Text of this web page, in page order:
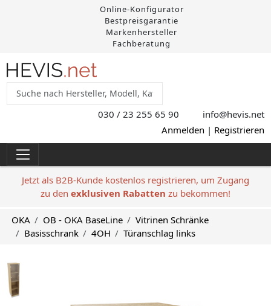
Online-Konfigurator
Bestpreisgarantie
Markenhersteller
Fachberatung
030 / 23 255 65 90 info@hevis.net
Anmelden | Registrieren
Jetzt als B2B-Kunde kostenlos registrieren, um Zugang
zu den exklusiven Rabatten zu bekommen!
OKA OB - OKA BaseLine
Vitrinen Schränke
Basisschrank
4OH Türanschlag links